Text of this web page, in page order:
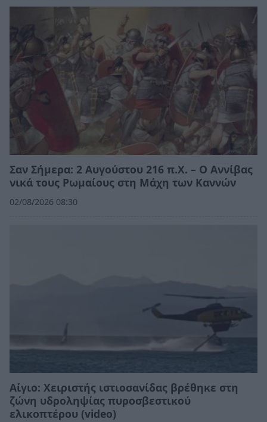
Σαν Σήμερα: 2 Αυγούστου 216 π.Χ. – Ο Αννίβας
νικά τους Ρωμαίους στη Μάχη των Καννών
02/08/2026 08:30
Αίγιο: Χειριστής ιστιοσανίδας βρέθηκε στη
ζώνη υδροληψίας πυροσβεστικού
ελικοπτέρου (video)